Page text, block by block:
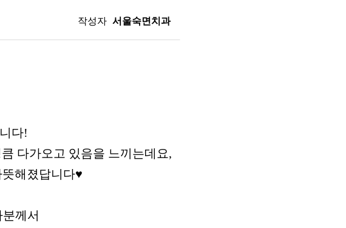
작성자 서울숙면치과
다!
다가오고 있음을 느끼는데요,
해졌답니다♥
께서